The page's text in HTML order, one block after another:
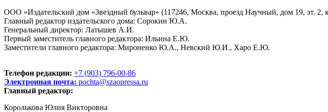
ООО «Издательский дом «Звездный бульвар» (117246, Москва, проезд Научный, дом 19, эт. 2,
Главный редактор издательского дома: Сорокин Ю.А.
Генеральный директор: Латышев А.И.
Первый заместитель главного редактора: Ильина Е.Ю.
Заместители главного редактора: Мироненко Ю.А., Невский Ю.И., Харо Е.Ю.
Телефон редакции: +7 (903) 796-00-86
Электронная почта: pochta@szaopressa.ru
Главный редактор:
Королькова Юлия Викторовна